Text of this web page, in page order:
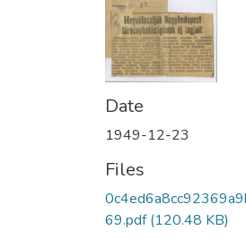
Date
1949-12-23
Files
69.pdf(120.48 KB)